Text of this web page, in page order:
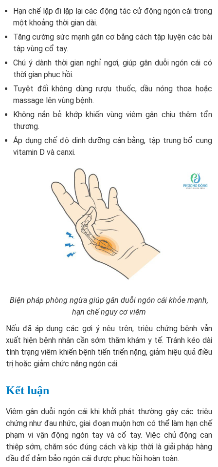
Hạn chế lặp đi lặp lại các động tác cử động ngón cái trong
một khoảng thời gian dài.
Tăng cường sức mạnh gân cơ bằng cách tập luyện các bài
tập vùng cổ tay.
Chú ý dành thời gian nghỉ ngơi, giúp gân duỗi ngón cái có
thời gian phục hồi.
Tuyệt đối không dùng rượu thuốc, dầu nóng thoa hoặc
massage lên vùng bệnh.
Không nắn bẻ khớp khiến vùng viêm gân chịu thêm tổn
thương.
Áp dụng chế độ dinh dưỡng cân bằng, tập trung bổ cung
vitamin D và canxi.
Biện pháp phòng ngừa giúp gân duỗi ngón cái khỏe mạnh,
hạn chế nguy cơ viêm
Nếu đã áp dụng các gợi ý nêu trên, triệu chứng bệnh vẫn
xuất hiện bệnh nhân cần sớm thăm khám y tế. Tránh kéo dài
tình trạng viêm khiến bệnh tiến triển nặng, giảm hiệu quả điều
trị hoặc giảm chức năng ngón cái.
Kết luận
Viêm gân duỗi ngón cái khi khởi phát thường gây các triệu
chứng như đau nhức, giai đoạn muộn hơn có thể làm hạn chế
phạm vi vận động ngón tay và cổ tay. Việc chủ động can
thiệp sớm, chăm sóc đúng cách và kịp thời là giải pháp hàng
đầu để đảm bảo ngón cái được phục hồi hoàn toàn.